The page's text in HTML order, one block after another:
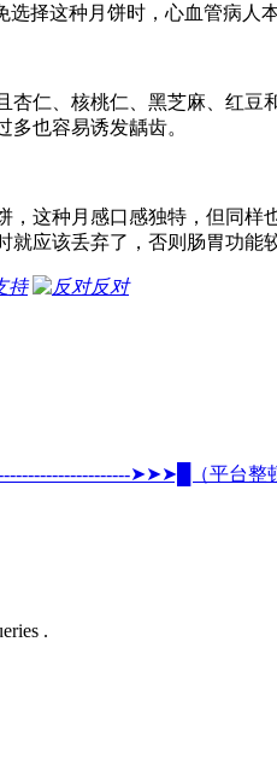
择这种月饼时，心血管病
杏仁、核桃仁、黑芝麻、红
也容易诱发龋齿。
，这种月感口感独特，但同
应该丢弃了，否则肠胃功能
持
反对
➤➤➤█（平台
.